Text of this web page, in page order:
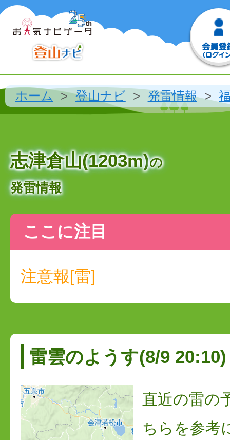
ホーム 登山ナビ 発雷情報
志津倉山(1203m)の
発雷情報
ここに注目
注意報[雷]
雷雲のようす(8/9 20:10)
直近の雷の
ちらを参考